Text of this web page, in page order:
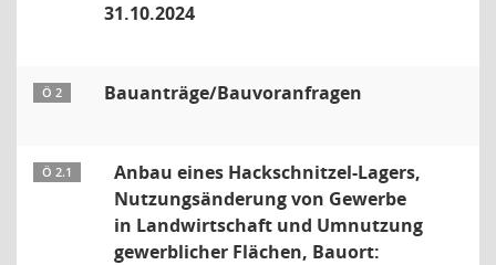
31.10.2024
Ö 2 Bauanträge/Bauvoranfragen
Ö 2.1
Anbau eines Hackschnitzel-Lagers,
Nutzungsänderung von Gewerbe
in Landwirtschaft und Umnutzung
gewerblicher Flächen, Bauort: